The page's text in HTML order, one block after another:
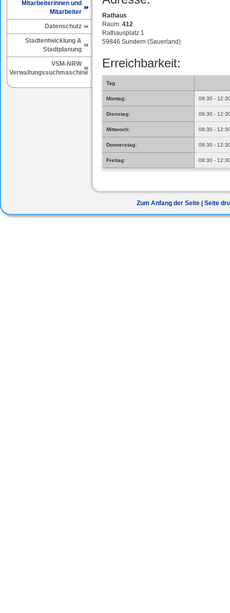
Mitarbeiterinnen und
Mitarbeiter
Datenschutz
Stadtentwicklung &
Stadtplanung
VSM-NRW
Verwaltungssuchmaschine
Rathaus
Raum: 412
Rathausplatz 1
59846 Sundern (Sauerland)
Erreichbarkeit:
Tag
Montag: 08:30 -
Dienstag: 08:30 -
Mittwoch: 08:30 -
Donnerstag: 08:30 -
Freitag: 08:30 -
Zum Anfang der Seite Seite